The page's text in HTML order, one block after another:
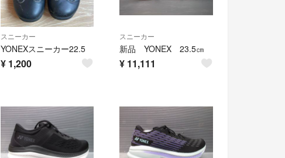
スニーカー
YONEXスニーカー22.5
¥ 1,200
スニーカー
新品 YONEX 23.5㎝
¥ 11,111